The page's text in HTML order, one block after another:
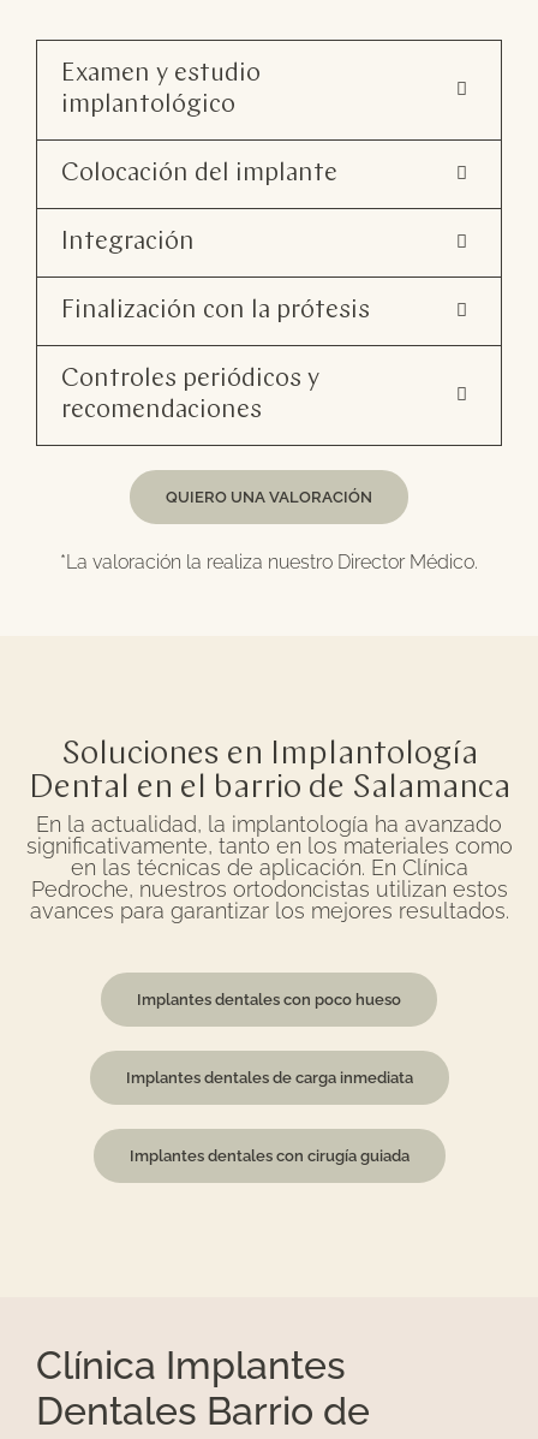
Examen y estudio
implantológico
Colocación del implante
Integración
Finalización con la prótesis
Controles periódicos y
recomendaciones
QUIERO UNA VALORACIÓN
*La valoración la realiza nuestro Director Médico.
Soluciones en Implantología
Dental en el barrio de Salamanca
En la actualidad, la implantología ha avanzado
significativamente, tanto en los materiales como
en las técnicas de aplicación. En Clínica
Pedroche, nuestros ortodoncistas utilizan estos
avances para garantizar los mejores resultados.
Implantes dentales con poco hueso
Implantes dentales de carga inmediata
Implantes dentales con cirugía guiada
Clínica Implantes
Dentales Barrio de